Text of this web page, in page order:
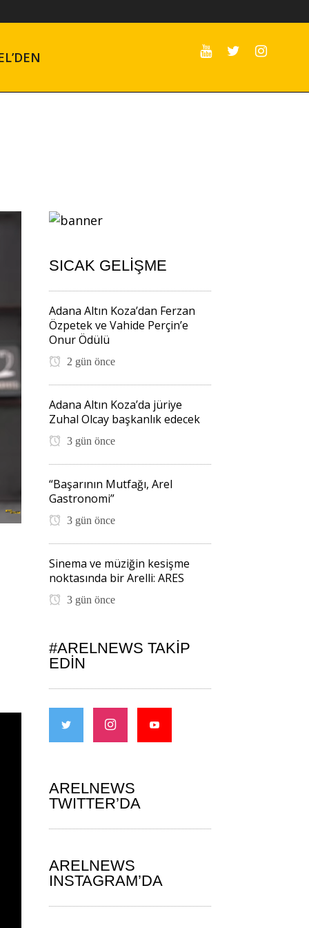
SICAK GELIŞME
Adana Altın Koza’dan Ferzan
Özpetek ve Vahide Perçin’e
Onur Ödülü
2 gün önce
Adana Altın Koza’da jüriye
Zuhal Olcay başkanlık edecek
3 gün önce
“Başarının Mutfağı, Arel
Gastronomi”
3 gün önce
Sinema ve müziğin kesişme
noktasında bir Arelli: ARES
3 gün önce
#ARELNEWS TAKIP
EDIN
ARELNEWS
TWITTER’DA
ARELNEWS
INSTAGRAM’DA